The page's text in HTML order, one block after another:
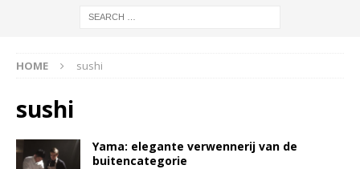
HOME sushi
sushi
Yama: elegante verwennerij van de
buitencategorie